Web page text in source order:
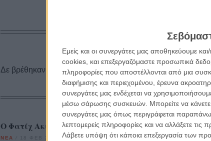
Εμείς και οι συνεργάτες μας αποθηκεύουμε
cookies, και επεξεργαζόμαστε προσωπικά
πληροφορίες που αποστέλλονται από μια
διαφήμισης και περιεχομένου, έρευνα
συνεργάτες μας ενδέχεται να
μέσω σάρωσης συσκευών. Μπορείτε να κάνετε
συνεργάτες μας όπως περιγράφεται
λεπτομερείς πληροφορίες και να αλλάξετε τις
Λάβετε υπόψη ότι κάποια επεξεργασία των
ΤΑΙΝΙΕΣ
Δε βρέθηκαν σχετικές κριτικές ταινιών.
ΑΡΘΡΑ
Ο Φατίχ Ακίν έρχεται στην Αθήνα για να περάσει 2
ΝΕΑ 18 ΦΕΒ 2015 / Flix Team